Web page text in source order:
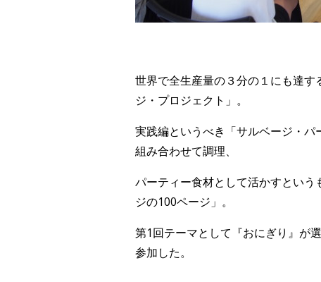
世界で全生産量の３分の１にも達す
ジ・プロジェクト」。
実践編というべき「サルベージ・パ
組み合わせて調理、
パーティー食材として活かすとい
ジの100ページ」。
第1回テーマとして『おにぎり』が
参加した。